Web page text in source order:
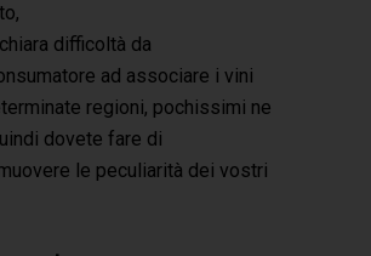
difficoltà da
ad associare i vini
regioni, pochissimi ne
dovete fare di
le peculiarità dei vostri